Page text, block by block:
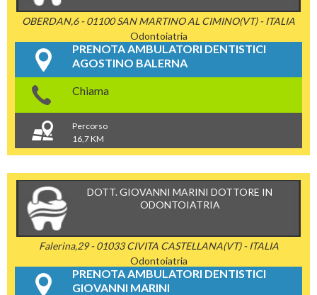
OBERDAN,6 - 01100 SAN MARTINO AL CIMINO(VT) - ITALIA
Odontoiatria
PRENOTA AMBULATORI DENTISTICI
AGOSTINO BALERNA
Chiama
Percorso
16,7 KM
DOTT. GIOVANNI MARINI DOTTORE IN
ODONTOIATRIA
Falerina,29 - 01033 CIVITA CASTELLANA(VT) - ITALIA
Odontoiatria
PRENOTA AMBULATORI DENTISTICI
GIOVANNI MARINI